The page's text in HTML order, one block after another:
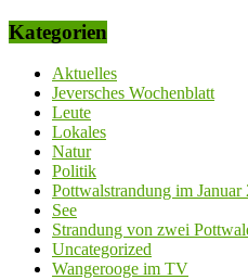
Kategorien
Aktuelles
Jeversches Wochenblatt
Leute
Lokales
Natur
Politik
Pottwalstrandung im Januar
See
Strandung von zwei
Uncategorized
Wangerooge im TV